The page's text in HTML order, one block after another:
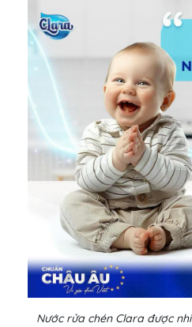
Nước rửa chén Clara được